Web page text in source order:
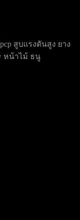
สูบแรงดันสูง ยาง
หน้าไม้ ธนู